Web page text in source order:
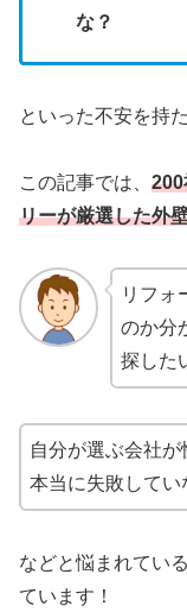
な？
といった不安を持
この記事では、 200
リーが厳選した外
リフォ
のか分
探した
自分が選ぶ会社
本当に失敗してい
などと悩まれてい
ています！